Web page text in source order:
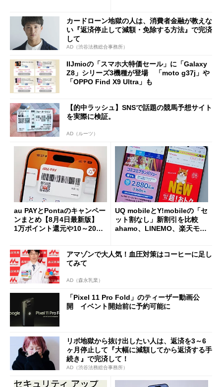
カードローン地獄の人は、消費者金融が教えな
い『返済停止して減額・免除する方法』で完済
して
AD（渋谷法務総合事務所）
IIJmioの「スマホ大特価セール」に「Galaxy
Z8」シリーズ3機種が登場 「moto g37j」や
「OPPO Find X9 Ultra」も
【的中ラッシュ】SNSで話題の競馬予想サイト
を実際に検証。
AD（ルーツ）
au PAYとPontaのキャンペー
ンまとめ【8月4日最新版】
1万ポイント還元や10～20％
UQ mobileとY!mobileの「セ
ット割なし」新割引を比較
ahamo、LINEMO、楽天モバ
アマゾンで大人気！血圧対策はコーヒーに足し
てみて
AD（森永乳業）
「Pixel 11 Pro Fold」のティーザー動画公
開 イベント開始前に予約可能に
リボ地獄から抜け出したい人は、返済を3～6
ヶ月停止して『大幅に減額してから返済する手
続き』で完済して！
AD（渋谷法務総合事務所）